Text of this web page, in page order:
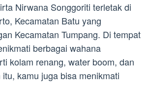
Nirwana Songgoriti terletak di
Kecamatan Batu yang
Kecamatan Tumpang. Di tempat
berbagai wahana
kolam renang, water boom, dan
kamu juga bisa menikmati